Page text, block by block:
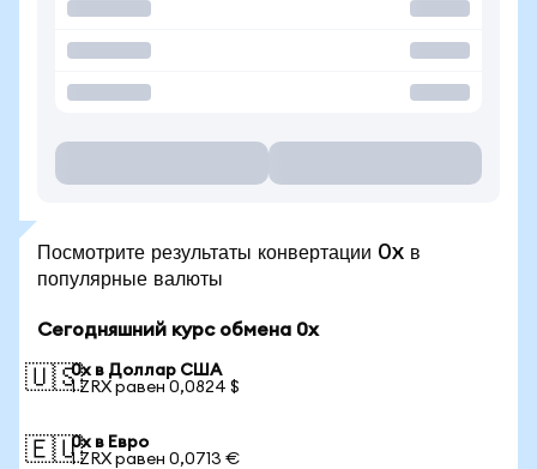
Посмотрите результаты конвертации 0x в
популярные валюты
Сегодняшний курс обмена 0x
🇺🇸0x в Доллар США
1 ZRX равен 0,0824 $
🇪🇺0x в Евро
1 ZRX равен 0,0713 €